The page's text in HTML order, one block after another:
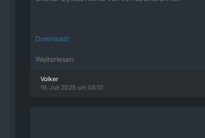
Download:
Weiterlesen
Volker
19. Juli 2025 um 08:10